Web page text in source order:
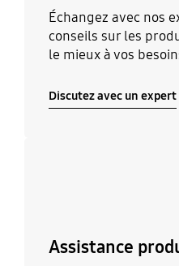
Échangez avec nos
conseils sur les
le mieux à vos
Discutez avec un expert
Assistance